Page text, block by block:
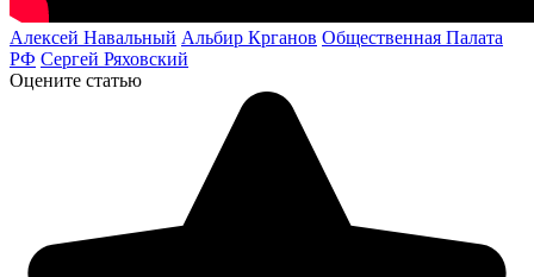
Алексей Навальный Альбир Крганов Общественная Палата
РФ Сергей Ряховский
Оцените статью